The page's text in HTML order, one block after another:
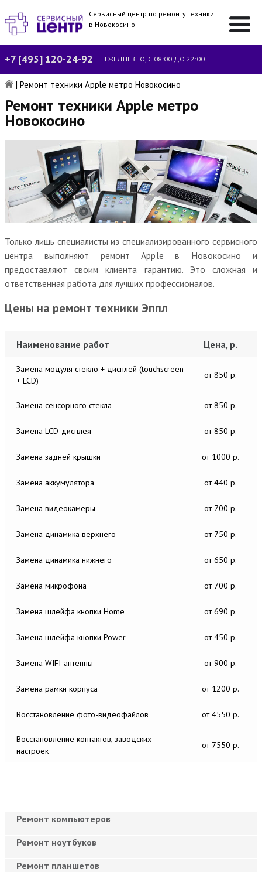
Сервисный центр по ремонту техники
в Новокосино
+7 [495] 120-24-92 ЕЖЕДНЕВНО, С 08:00 ДО 22:00
| Ремонт техники Apple метро Новокосино
Ремонт техники Apple метро
Новокосино
Только лишь специалисты из специализированного сервисного
центра выполняют ремонт Apple в Новокосино и
предоставляют своим клиента гарантию. Это сложная и
ответственная работа для лучших профессионалов.
Цены на ремонт техники Эппл
Наименование работ Цена, р.
Замена модуля стекло + дисплей (touchscreen
+ LCD)
от 850 р.
Замена сенсорного стекла от 850 р.
Замена LCD-дисплея от 850 р.
Замена задней крышки от 1000 р.
Замена аккумулятора от 440 р.
Замена видеокамеры от 700 р.
Замена динамика верхнего от 750 р.
Замена динамика нижнего от 650 р.
Замена микрофона от 700 р.
Замена шлейфа кнопки Home от 690 р.
Замена шлейфа кнопки Power от 450 р.
Замена WIFI-антенны от 900 р.
Замена рамки корпуса от 1200 р.
Восстановление фото-видеофайлов от 4550 р.
Восстановление контактов, заводских
настроек
от 7550 р.
Ремонт компьютеров
Ремонт ноутбуков
Ремонт планшетов